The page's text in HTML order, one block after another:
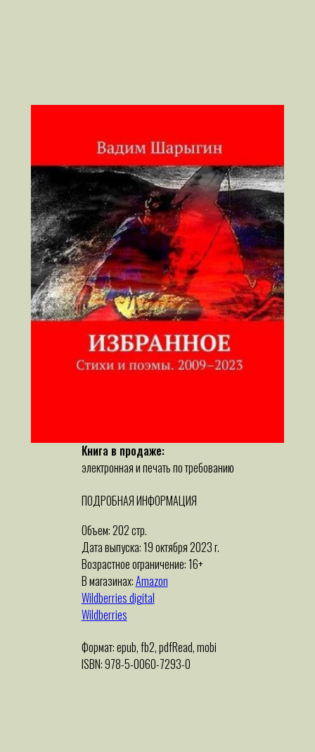
Книга в продаже:
электронная и печать по требованию
ПОДРОБНАЯ ИНФОРМАЦИЯ
Объем: 202 стр.
Дата выпуска: 19 октября 2023 г.
Возрастное ограничение: 16+
В магазинах:Amazon
Wildberries digital
Wildberries
Формат: epub, fb2, pdfRead, mobi
ISBN: 978-5-0060-7293-0